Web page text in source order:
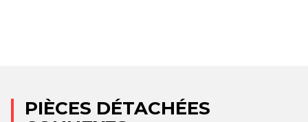
PIÈCES DÉTACHÉES